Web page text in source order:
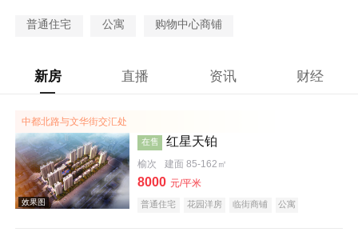
普通住宅 公寓 购物中心商铺
新房 直播 资讯 财经
中都北路与文华街交汇处
在售 红星天铂
榆次 建面 85-162㎡
8000 元/平米
普通住宅 花园洋房 临街商铺
公寓